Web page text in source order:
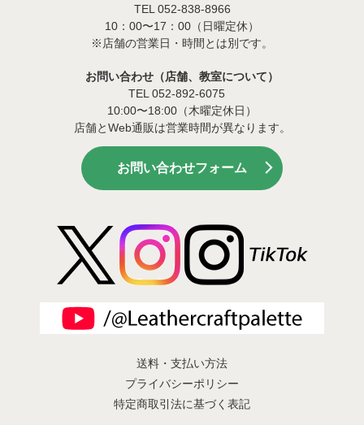
TEL 052-838-8966
10：00〜17：00（日曜定休）
※店舗の営業日・時間とは別です。
お問い合わせ（店舗、教室について）
TEL 052-892-6075
10:00〜18:00（木曜定休日）
店舗とWeb通販は営業時間が異なります。
お問い合わせフォーム
送料・支払い方法
プライバシーポリシー
特定商取引法に基づく表記